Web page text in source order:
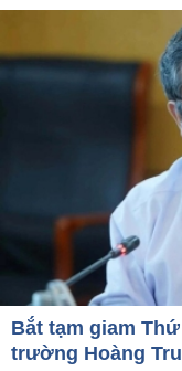
Bắt tạm giam
trường Hoàng